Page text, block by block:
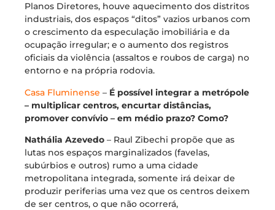
Planos Diretores, houve aquecimento dos distritos
industriais, dos espaços “ditos” vazios urbanos com
o crescimento da especulação imobiliária e da
ocupação irregular; e o aumento dos registros
oficiais da violência (assaltos e roubos de carga) no
entorno e na própria rodovia.
Casa Fluminense – É possível integrar a metrópole
– multiplicar centros, encurtar distâncias,
promover convívio – em médio prazo? Como?
Nathália Azevedo – Raul Zibechi propõe que as
lutas nos espaços marginalizados (favelas,
subúrbios e outros) rumo a uma cidade
metropolitana integrada, somente irá deixar de
produzir periferias uma vez que os centros deixem
de ser centros, o que não ocorrerá,